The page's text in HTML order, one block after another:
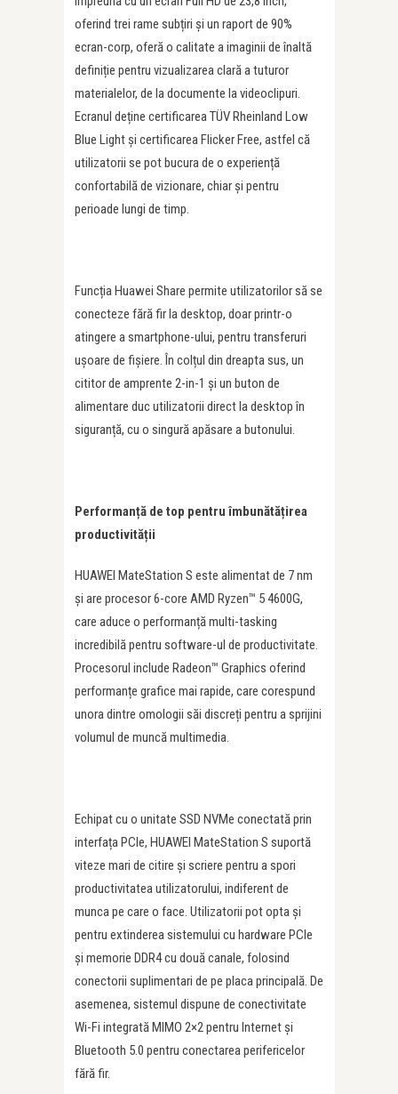
oferind trei rame subțiri și un raport de 90%
ecran-corp, oferă o calitate a imaginii de înaltă
definiție pentru vizualizarea clară a tuturor
materialelor, de la documente la videoclipuri.
Ecranul deține certificarea TÜV Rheinland Low
Blue Light și certificarea Flicker Free, astfel că
utilizatorii se pot bucura de o experiență
confortabilă de vizionare, chiar și pentru
perioade lungi de timp.
Funcția Huawei Share permite utilizatorilor să se
conecteze fără fir la desktop, doar printr-o
atingere a smartphone-ului, pentru transferuri
ușoare de fișiere. În colțul din dreapta sus, un
cititor de amprente 2-in-1 și un buton de
alimentare duc utilizatorii direct la desktop în
siguranță, cu o singură apăsare a butonului.
Performanță de top pentru îmbunătățirea
productivității
HUAWEI MateStation S este alimentat de 7 nm
și are procesor 6-core AMD Ryzen™ 5 4600G,
care aduce o performanță multi-tasking
incredibilă pentru software-ul de productivitate.
Procesorul include Radeon™ Graphics oferind
performanțe grafice mai rapide, care corespund
unora dintre omologii săi discreți pentru a sprijini
volumul de muncă multimedia.
Echipat cu o unitate SSD NVMe conectată prin
interfața PCIe, HUAWEI MateStation S suportă
viteze mari de citire și scriere pentru a spori
productivitatea utilizatorului, indiferent de
munca pe care o face. Utilizatorii pot opta și
pentru extinderea sistemului cu hardware PCIe
și memorie DDR4 cu două canale, folosind
conectorii suplimentari de pe placa principală. De
asemenea, sistemul dispune de conectivitate
Wi-Fi integrată MIMO 2×2 pentru Internet și
Bluetooth 5.0 pentru conectarea perifericelor
fără fir.